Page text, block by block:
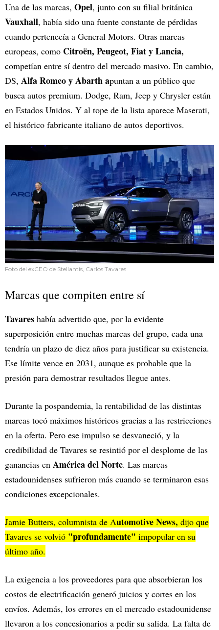
Una de las marcas, Opel, junto con su filial británica
Vauxhall, había sido una fuente constante de pérdidas
cuando pertenecía a General Motors. Otras marcas
europeas, como Citroën, Peugeot, Fiat y Lancia,
competían entre sí dentro del mercado masivo. En cambio,
DS, Alfa Romeo y Abarth apuntan a un público que
busca autos premium. Dodge, Ram, Jeep y Chrysler están
en Estados Unidos. Y al tope de la lista aparece Maserati,
el histórico fabricante italiano de autos deportivos.
Foto del exCEO de Stellantis, Carlos Tavares.
Marcas que compiten entre sí
Tavares había advertido que, por la evidente
superposición entre muchas marcas del grupo, cada una
tendría un plazo de diez años para justificar su existencia.
Ese límite vence en 2031, aunque es probable que la
presión para demostrar resultados llegue antes.
Durante la pospandemia, la rentabilidad de las distintas
marcas tocó máximos históricos gracias a las restricciones
en la oferta. Pero ese impulso se desvaneció, y la
credibilidad de Tavares se resintió por el desplome de las
ganancias en América del Norte. Las marcas
estadounidenses sufrieron más cuando se terminaron esas
condiciones excepcionales.
Jamie Butters, columnista de Automotive News, dijo que
Tavares se volvió "profundamente" impopular en su
último año.
La exigencia a los proveedores para que absorbieran los
costos de electrificación generó juicios y cortes en los
envíos. Además, los errores en el mercado estadounidense
llevaron a los concesionarios a pedir su salida. La falta de